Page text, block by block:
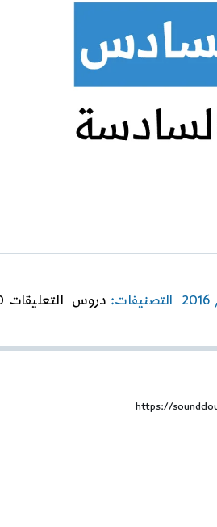
التصنيفات: دروس التعليقات 0